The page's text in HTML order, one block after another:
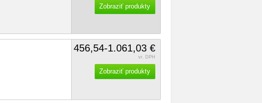
Zobraziť produkty
456,54-1.061,03 €
vr. DPH
Zobraziť produkty